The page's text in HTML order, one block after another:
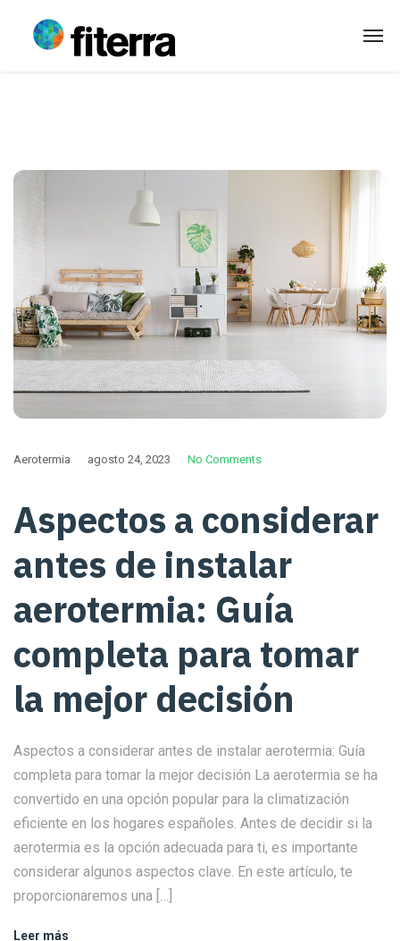
Aerotermia agosto 24, 2023 No Comments
Aspectos a considerar
antes de instalar
aerotermia: Guía
completa para tomar
la mejor decisión
Aspectos a considerar antes de instalar aerotermia: Guía
completa para tomar la mejor decisión La aerotermia se ha
convertido en una opción popular para la climatización
eficiente en los hogares españoles. Antes de decidir si la
aerotermia es la opción adecuada para ti, es importante
considerar algunos aspectos clave. En este artículo, te
proporcionaremos una […]
Leer más